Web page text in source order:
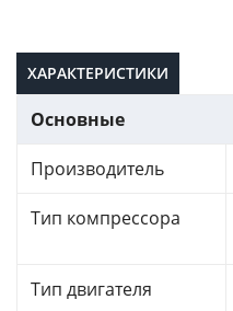
ХАРАКТЕРИСТИКИ
Основные
Производитель
Тип компрессора
Тип двигателя